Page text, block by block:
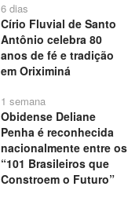
6 dias
Círio Fluvial de Santo
Antônio celebra 80
anos de fé e tradição
em Oriximiná
1 semana
Obidense Deliane
Penha é reconhecida
nacionalmente entre os
“101 Brasileiros que
Constroem o Futuro”